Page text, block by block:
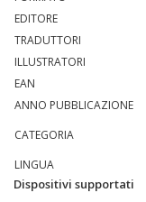
EDITORE
TRADUTTORI
ILLUSTRATORI
EAN
ANNO PUBBLICAZIONE
CATEGORIA
LINGUA
Dispositivi supportati